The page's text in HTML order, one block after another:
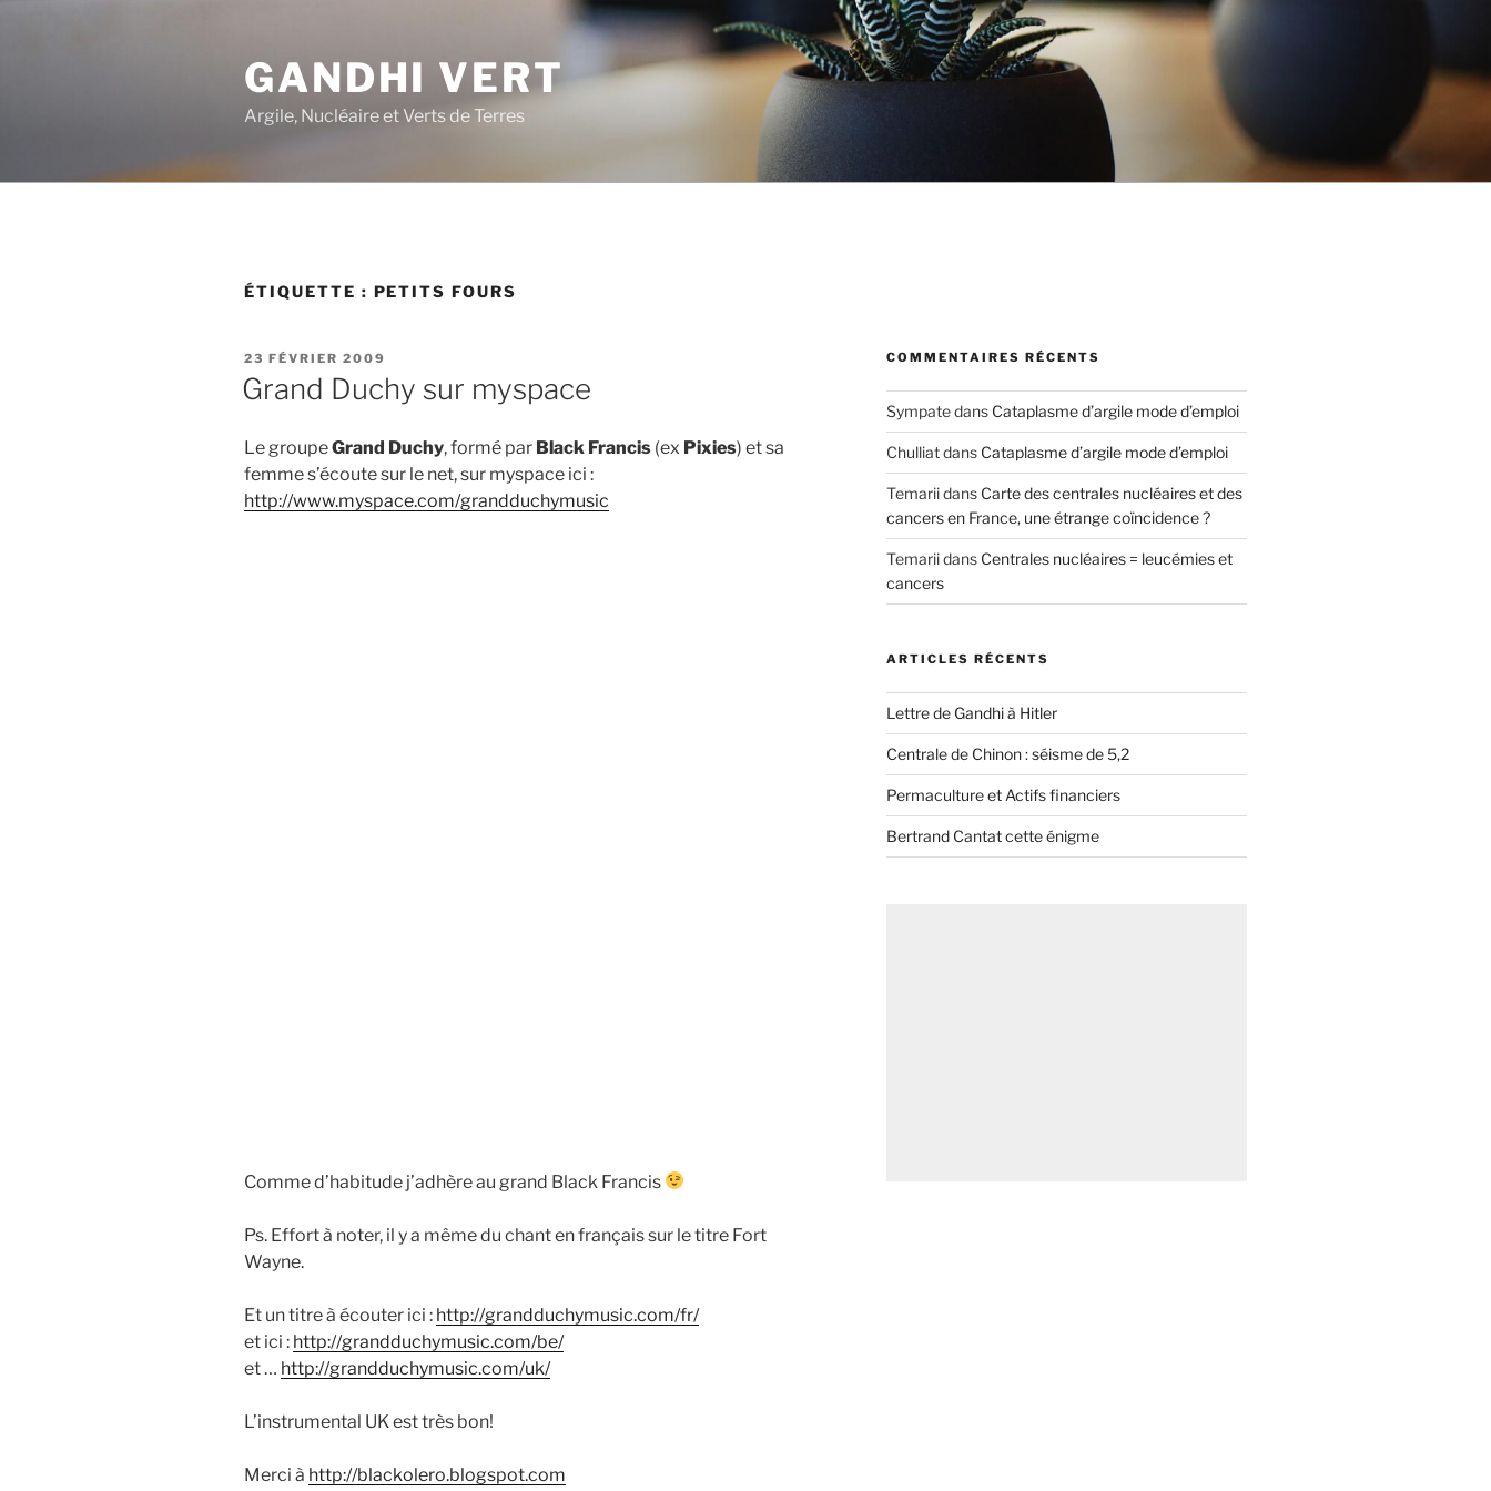
GANDHI VERT
Argile, Nucléaire et Verts de Terres
ÉTIQUETTE : PETITS FOURS
PUBLIÉ
LE
23 FÉVRIER 2009
Grand Duchy sur myspace
Le groupeGrand Duchy, formé par Black Francis (ex Pixies) et sa
femme s’écoute sur le net, sur myspace ici :
http://www.myspace.com/grandduchymusic
Comme d’habitude j’adhère au grand Black Francis
Ps. Effort à noter, il y a même du chant en français sur le titre Fort
Wayne.
Et un titre à écouter ici : http://grandduchymusic.com/fr/
et ici : http://grandduchymusic.com/be/
et … http://grandduchymusic.com/uk/
L’instrumental UK est très bon!
Merci à http://blackolero.blogspot.com
COMMENTAIRES RÉCENTS
Sympatedans Cataplasme d’argile mode d’emploi
Chulliatdans Cataplasme d’argile mode d’emploi
Temariidans Carte des centrales nucléaires et des
cancers en France, une étrange coïncidence ?
Temariidans Centrales nucléaires = leucémies et
cancers
ARTICLES RÉCENTS
Lettre de Gandhi à Hitler
Centrale de Chinon : séisme de 5,2
Permaculture et Actifs financiers
Bertrand Cantat cette énigme